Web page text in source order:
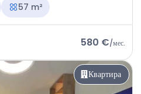
57 m²
580 €/мес.
Квартира